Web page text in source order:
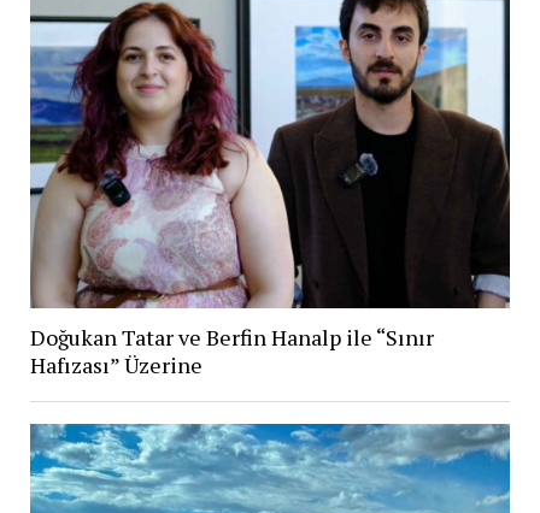
Doğukan Tatar ve Berfin Hanalp ile “Sınır
Hafızası” Üzerine